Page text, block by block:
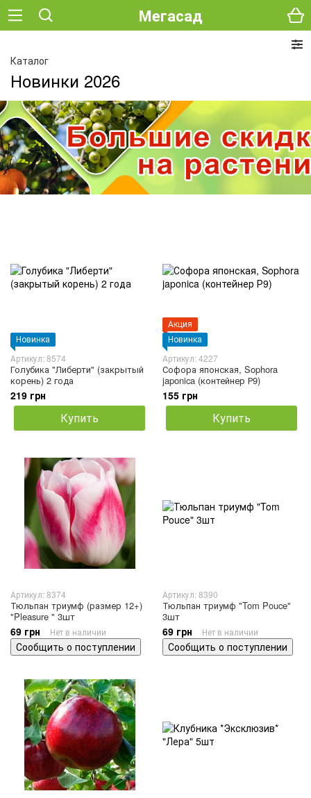
Мегасад
Каталог
Новинки 2026
Новинка
Артикул: 8574
Голубика "Либерти" (закрытый
корень) 2 года
219 грн
Купить
Акция
Новинка
Артикул: 4227
Софора японская, Sophora
japonica (контейнер Р9)
155 грн
Купить
Артикул: 8374
Тюльпан триумф (размер 12+)
"Pleasure " 3шт
69 грн Нет в наличии
Сообщить о поступлении
Артикул: 8390
Тюльпан триумф "Tom Pouce"
3шт
69 грн Нет в наличии
Сообщить о поступлении